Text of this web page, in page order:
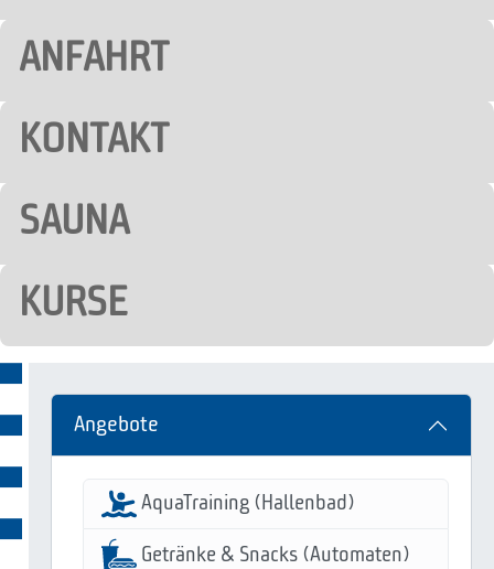
ANFAHRT
KONTAKT
SAUNA
KURSE
Angebote
AquaTraining (Hallenbad)
Getränke & Snacks (Automaten)